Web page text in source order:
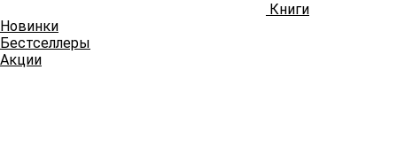
Книги
Новинки
Бестселлеры
Акции